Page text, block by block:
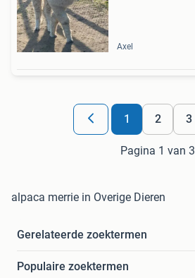
Axel
1 2 3
Pagina 1 van 3
alpaca merrie in Overige Dieren
Gerelateerde zoektermen
Populaire zoektermen